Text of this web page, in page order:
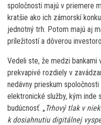
spoločnosti majú v priemere
kratšie ako ich zámorskí
jednotný trh. Potom majú aj
príležitostí a dôverou
Vedeli ste, že medzi bankami
prekvapivé rozdiely v
nedávny prieskum
elektronické služby, kým inde
budúcnosť. „ Trhový tlak v
k dosiahnutiu digitálnej